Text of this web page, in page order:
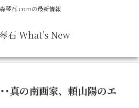
森琴石.comの最新情報
石 What's New
･真の南画家、頼山陽のエ